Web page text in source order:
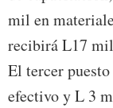
mil en
recibirá L17
El tercer
efectivo y L 3